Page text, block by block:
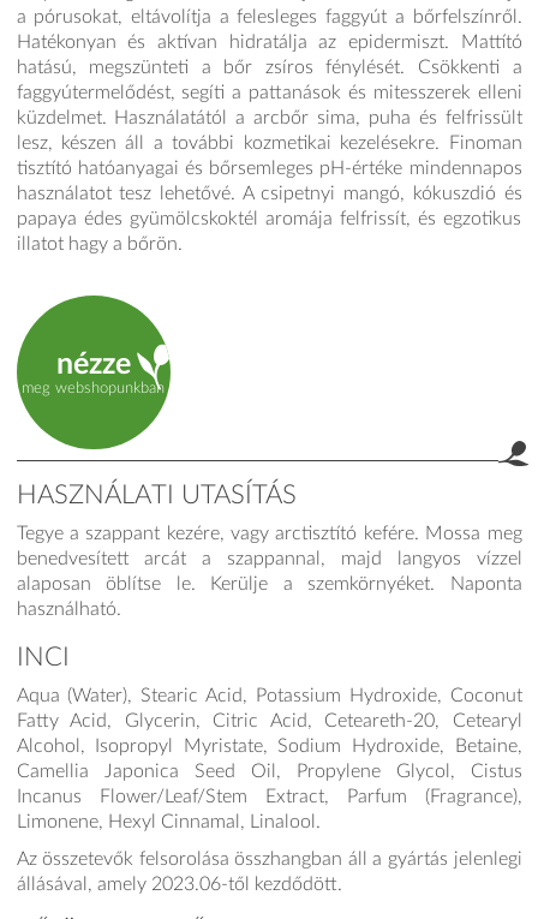
a pórusokat, eltávolítja a felesleges faggyút a bőrfelszínről.
Hatékonyan és aktívan hidratálja az epidermiszt. Mattító
hatású, megszünteti a bőr zsíros fénylését. Csökkenti a
faggyútermelődést, segíti a pattanások és mitesszerek elleni
küzdelmet. Használatától a arcbőr sima, puha és felfrissült
lesz, készen áll a további kozmetikai kezelésekre. Finoman
tisztító hatóanyagai és bőrsemleges pH-értéke mindennapos
használatot tesz lehetővé. A csipetnyi mangó, kókuszdió és
papaya édes gyümölcskoktél aromája felfrissít, és egzotikus
illatot hagy a bőrön.
nézze
meg webshopunkban
HASZNÁLATI UTASÍTÁS
Tegye a szappant kezére, vagy arctisztító kefére. Mossa meg
benedvesített arcát a szappannal, majd langyos vízzel
alaposan öblítse le. Kerülje a szemkörnyéket. Naponta
használható.
INCI
Aqua (Water), Stearic Acid, Potassium Hydroxide, Coconut
Fatty Acid, Glycerin, Citric Acid, Ceteareth-20, Cetearyl
Alcohol, Isopropyl Myristate, Sodium Hydroxide, Betaine,
Camellia Japonica Seed Oil, Propylene Glycol, Cistus
Incanus Flower/Leaf/Stem Extract, Parfum (Fragrance),
Limonene, Hexyl Cinnamal, Linalool.
Az összetevők felsorolása összhangban áll a gyártás jelenlegi
állásával, amely 2023.06-től kezdődött.